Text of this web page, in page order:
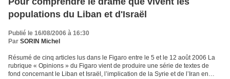
populations du Liban et d'Israël
Publié le 16/08/2006 à 16:30
Par SORIN Michel
Résumé de cinq articles lus dans le Figaro entre le 5 et le 12 août 2006 La
rubrique « Opinions » du Figaro vient de produire une série de textes de
fond concernant le Liban et Israël, l’implication de la Syrie et de l’Iran en